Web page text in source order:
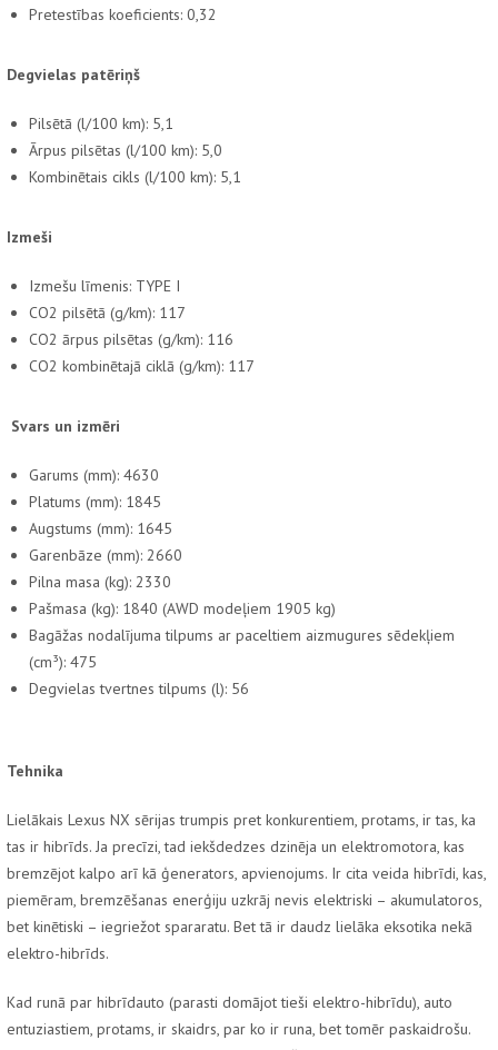
Pretestības koeficients: 0,32
Degvielas patēriņš
Pilsētā (l/100 km): 5,1
Ārpus pilsētas (l/100 km): 5,0
Kombinētais cikls (l/100 km): 5,1
Izmeši
Izmešu līmenis: TYPE I
CO2 pilsētā (g/km): 117
CO2 ārpus pilsētas (g/km): 116
CO2 kombinētajā ciklā (g/km): 117
Svars un izmēri
Garums (mm): 4630
Platums (mm): 1845
Augstums (mm): 1645
Garenbāze (mm): 2660
Pilna masa (kg): 2330
Pašmasa (kg): 1840 (AWD modeļiem 1905 kg)
Bagāžas nodalījuma tilpums ar paceltiem aizmugures sēdekļiem
(cm³): 475
Degvielas tvertnes tilpums (l): 56
Tehnika
Lielākais Lexus NX sērijas trumpis pret konkurentiem, protams, ir tas, ka
tas ir hibrīds. Ja precīzi, tad iekšdedzes dzinēja un elektromotora, kas
bremzējot kalpo arī kā ģenerators, apvienojums. Ir cita veida hibrīdi, kas,
piemēram, bremzēšanas enerģiju uzkrāj nevis elektriski – akumulatoros,
bet kinētiski – iegriežot spararatu. Bet tā ir daudz lielāka eksotika nekā
elektro-hibrīds.
Kad runā par hibrīdauto (parasti domājot tieši elektro-hibrīdu), auto
entuziastiem, protams, ir skaidrs, par ko ir runa, bet tomēr paskaidrošu.